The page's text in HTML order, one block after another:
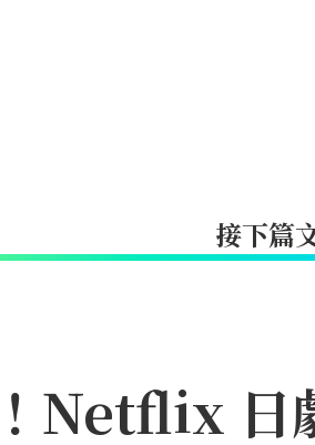
接下篇
Netflix 日